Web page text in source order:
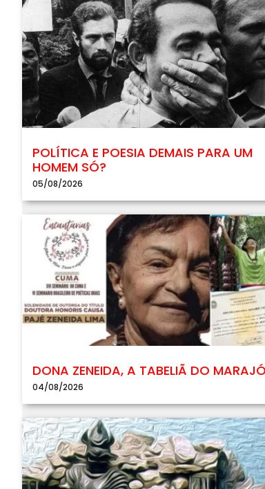
POLÍTICA E POESIA DEMAIS PARA UM
HOMEM SÓ?
05/08/2026
DONA ZENEIDA, A TABELIÃ DO
04/08/2026